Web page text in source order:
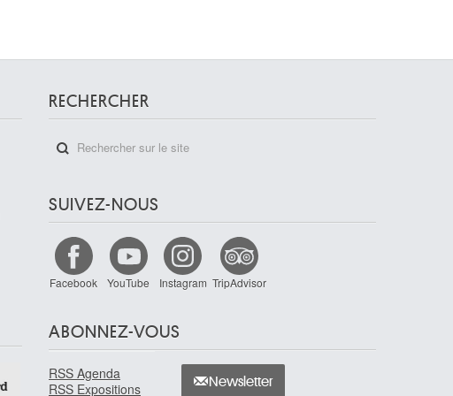
RECHERCHER
SUIVEZ-NOUS
Facebook YouTube Instagram TripAdvisor
ABONNEZ-VOUS
RSS Agenda
RSS Expositions
Newsletter